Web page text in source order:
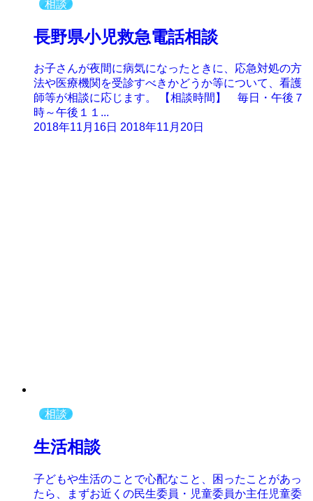
相談
長野県小児救急電話相談
お子さんが夜間に病気になったときに、応急対処の方
法や医療機関を受診すべきかどうか等について、看護
師等が相談に応じます。 【相談時間】 毎日・午後７
時～午後１１...
2018年11月16日 2018年11月20日
相談
生活相談
子どもや生活のことで心配なこと、困ったことがあっ
たら、まずお近くの民生委員・児童委員か主任児童委